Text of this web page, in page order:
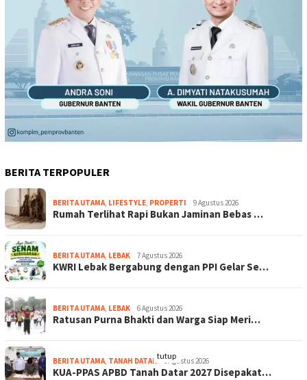
BERITA TERPOPULER
BERITA UTAMA, LIFESTYLE, PROPERTI 9 Agustus 2026
Rumah Terlihat Rapi Bukan Jaminan Bebas …
BERITA UTAMA, LEBAK 7 Agustus 2026
KWRI Lebak Bergabung dengan PPI Gelar Se…
BERITA UTAMA, LEBAK 6 Agustus 2026
Ratusan Purna Bhakti dan Warga Siap Meri…
BERITA UTAMA, TANAH DATAR 6 Agustus 2026
KUA-PPAS APBD Tanah Datar 2027 Disepakat…
tutup